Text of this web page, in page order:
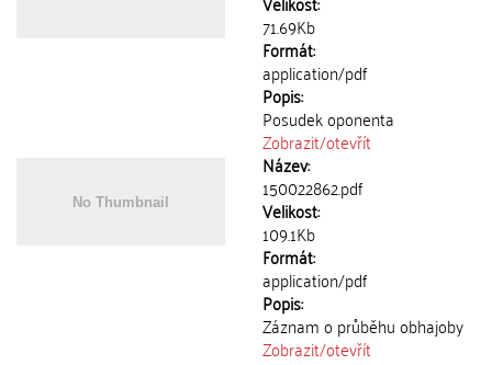
71.69Kb
Formát:
application/pdf
Popis:
Posudek oponenta
Zobrazit/otevřít
Název:
150022862.pdf
Velikost:
109.1Kb
Formát:
application/pdf
Popis:
Záznam o průběhu obhajoby
Zobrazit/otevřít